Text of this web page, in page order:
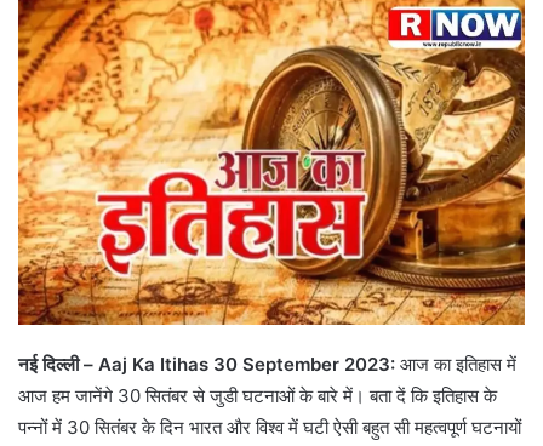
नई दिल्ली – Aaj Ka Itihas 30 September 2023: आज का इतिहास में
आज हम जानेंगे 30 सितंबर से जुडी घटनाओं के बारे में। बता दें कि इतिहास के
पन्नों में 30 सितंबर के दिन भारत और विश्व में घटी ऐसी बहुत सी महत्वपूर्ण घटनायों